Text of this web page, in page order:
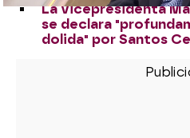
La vicepresidenta
se declara
dolida" por Santos